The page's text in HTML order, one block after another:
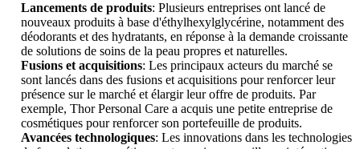
Lancements de produits: Plusieurs entreprises ont lancé de
nouveaux produits à base d'éthylhexylglycérine, notamment des
déodorants et des hydratants, en réponse à la demande croissante
de solutions de soins de la peau propres et naturelles.
Fusions et acquisitions: Les principaux acteurs du marché se
sont lancés dans des fusions et acquisitions pour renforcer leur
présence sur le marché et élargir leur offre de produits. Par
exemple, Thor Personal Care a acquis une petite entreprise de
cosmétiques pour renforcer son portefeuille de produits.
Avancées technologiques: Les innovations dans les technologies